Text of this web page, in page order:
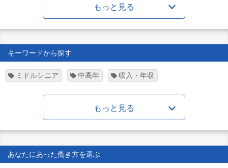
もっと見る
キーワードから探す
ミドルシニア 中高年 収入・年収
もっと見る
あなたにあった働き方を選ぶ